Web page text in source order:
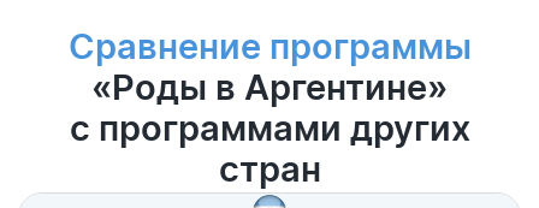
Сравнение программы
«Роды в Аргентине»
c программами других
стран